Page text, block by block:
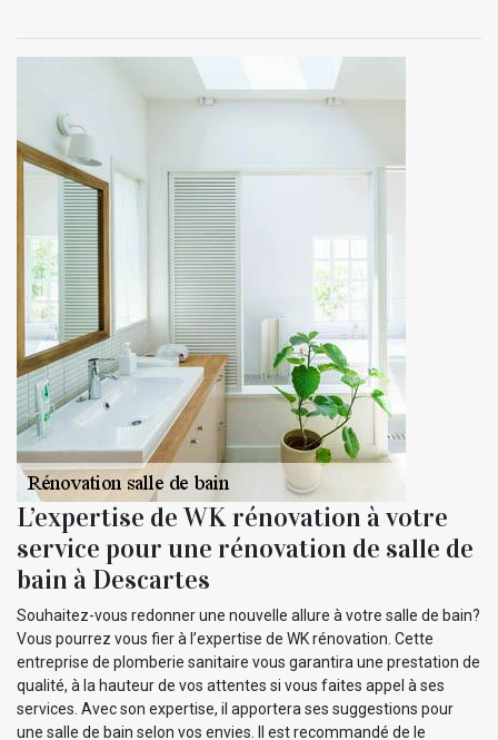
L’expertise de WK rénovation à votre
service pour une rénovation de salle de
bain à Descartes
Souhaitez-vous redonner une nouvelle allure à votre salle de bain?
Vous pourrez vous fier à l’expertise de WK rénovation. Cette
entreprise de plomberie sanitaire vous garantira une prestation de
qualité, à la hauteur de vos attentes si vous faites appel à ses
services. Avec son expertise, il apportera ses suggestions pour
une salle de bain selon vos envies. Il est recommandé de le